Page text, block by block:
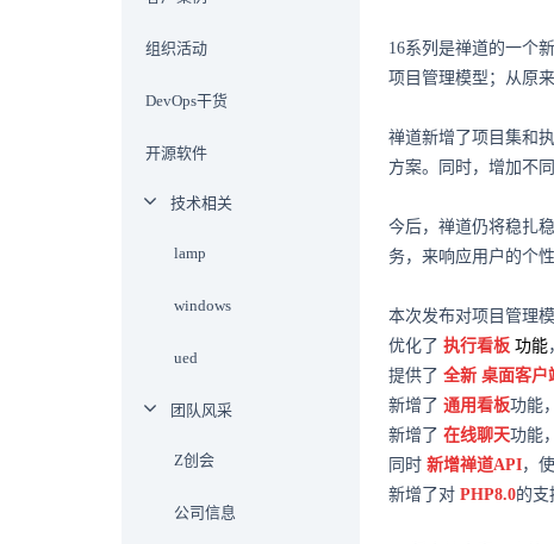
16系列是禅道的一个
项目管理模型；从原
禅道新增了项目集和
方案。同时，增加不
今后，禅道仍将稳扎
务，来响应用户的个
本次发布对项目管理
优化了 执行看板 功能
提供了 全新 桌面客户
新增了 通用看板功能
新增了 在线聊天功能
同时 新增禅道API，
新增了对 PHP8.0的支
组织活动
DevOps干货
开源软件
技术相关
lamp
windows
ued
团队风采
Z创会
公司信息